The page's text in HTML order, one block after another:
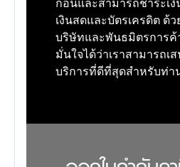
ก่อนและสามารถชำระเงิ
เงินสดและบัตรเครดิต ด้
บริษัทและพันธมิตรการค้า
มั่นใจได้ว่าเราสามารถเ
บริการที่ดีที่สุดสำหรับท่า